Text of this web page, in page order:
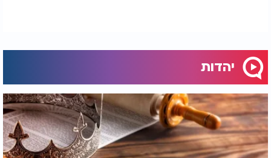
יהדות